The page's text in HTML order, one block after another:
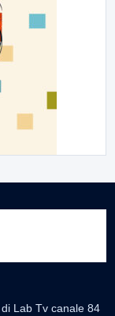
Lab Tv canale 84